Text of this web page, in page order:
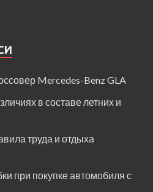
Mercedes-Benz GLA
в составе летних и
труда и отдыха
при покупке автомобиля с